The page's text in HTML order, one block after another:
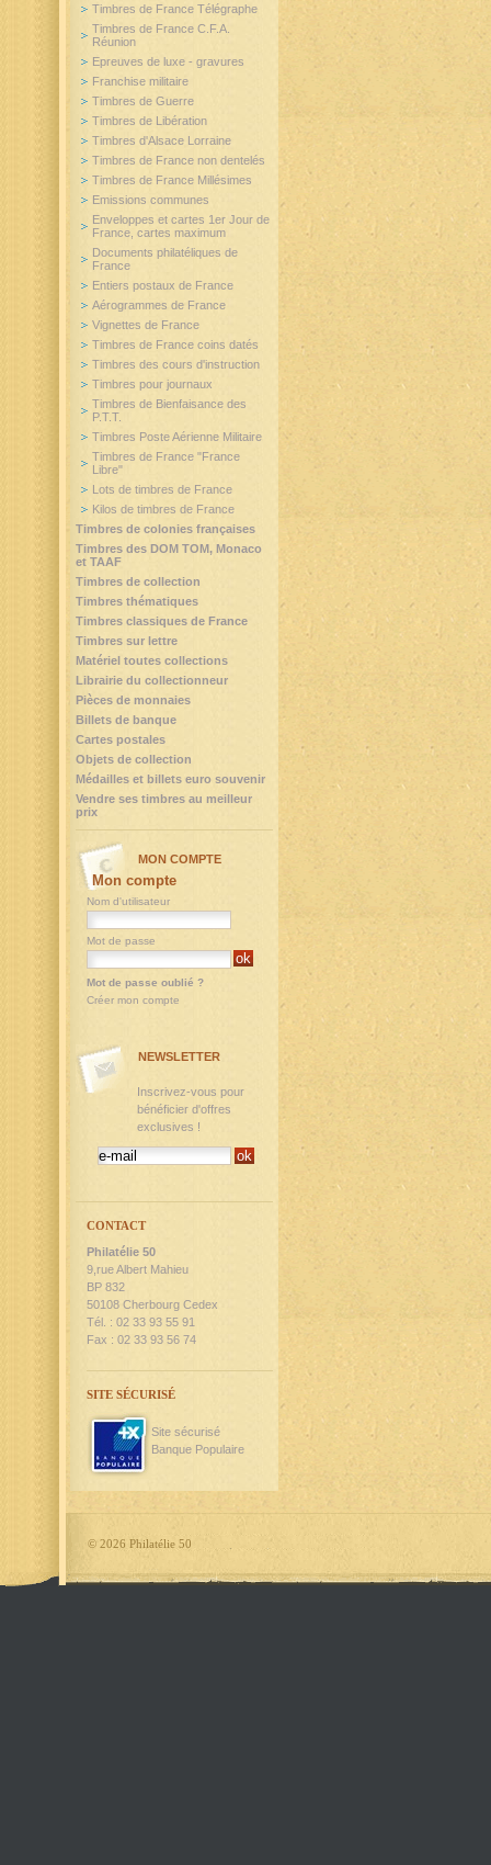
Timbres de France Télégraphe
Timbres de France C.F.A.
Réunion
Epreuves de luxe - gravures
Franchise militaire
Timbres de Guerre
Timbres de Libération
Timbres d'Alsace Lorraine
Timbres de France non dentelés
Timbres de France Millésimes
Emissions communes
Enveloppes et cartes 1er Jour de
France, cartes maximum
Documents philatéliques de
France
Entiers postaux de France
Aérogrammes de France
Vignettes de France
Timbres de France coins datés
Timbres des cours d'instruction
Timbres pour journaux
Timbres de Bienfaisance des
P.T.T.
Timbres Poste Aérienne Militaire
Timbres de France "France
Libre"
Lots de timbres de France
Kilos de timbres de France
Timbres de colonies françaises
Timbres des DOM TOM, Monaco
et TAAF
Timbres de collection
Timbres thématiques
Timbres classiques de France
Timbres sur lettre
Matériel toutes collections
Librairie du collectionneur
Pièces de monnaies
Billets de banque
Cartes postales
Objets de collection
Médailles et billets euro souvenir
Vendre ses timbres au meilleur
prix
MON COMPTE
Mon compte
Nom d'utilisateur
Mot de passe
Mot de passe oublié ?
Créer mon compte
NEWSLETTER
Inscrivez-vous pour
bénéficier d'offres
exclusives !
CONTACT
Philatélie 50
9,rue Albert Mahieu
BP 832
50108 Cherbourg Cedex
Tél. : 02 33 93 55 91
Fax : 02 33 93 56 74
SITE SÉCURISÉ
Site sécurisé
Banque Populaire
© 2026 Philatélie 50